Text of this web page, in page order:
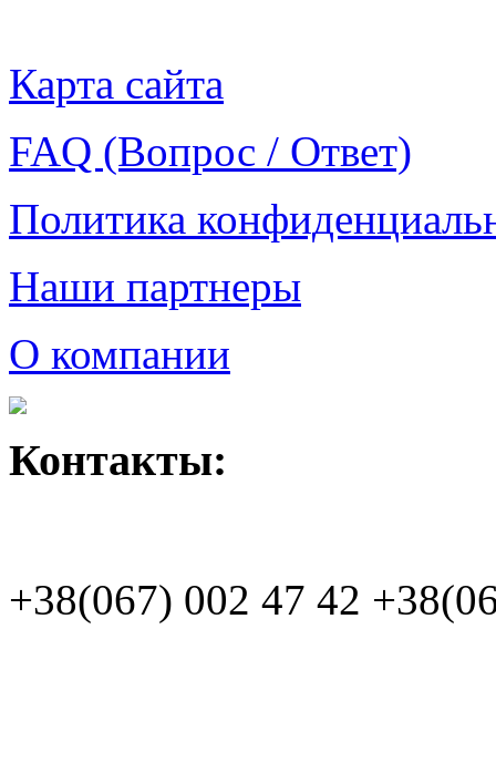
Карта сайта
FAQ (Вопрос / Ответ)
Политика
Наши партнеры
О компании
Контакты:
+38(067) 002 47 42